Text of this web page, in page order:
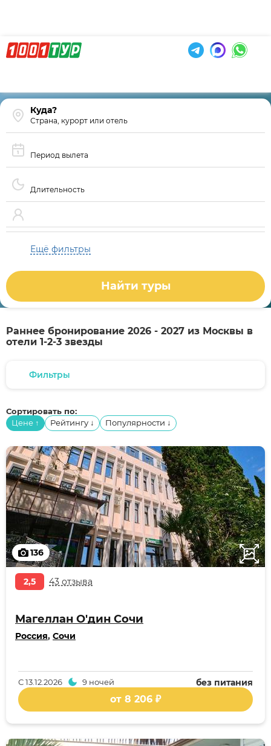
Страна, курорт или отель
Период вылета
Длительность
Ещё фильтры
Найти туры
Раннее бронирование 2026 - 2027 из Москвы в
отели 1-2-3 звезды
Фильтры
Сортировать по:
Цене ↑ Рейтингу ↓ Популярности ↓
136
2,5 43 отзыва
Магеллан О'дин Сочи
Россия, Сочи
без питания
С13.12.2026 9 ночей
от 8 206 ₽